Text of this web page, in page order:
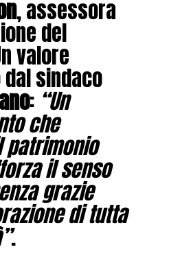
, assessora
del
valore
sindaco
: “Un
che
il senso
grazie
di tutta
.